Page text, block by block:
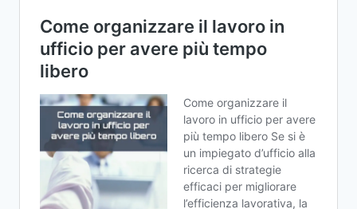
COMPETENZE
DIGITALI
CAMBIANO